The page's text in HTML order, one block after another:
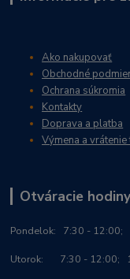
Ako nakupovať
Obchodné
Ochrana súkromia
Kontakty
Doprava a platba
Výmena a vrátenie
Otváracie hodiny
Pondelok: 7:30 - 12:00;
Utorok: 7:30 - 12:00;